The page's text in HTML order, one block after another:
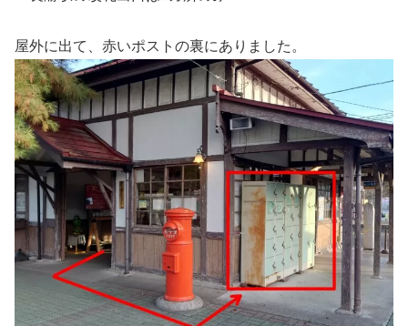
屋外に出て、赤いポストの裏にありました。